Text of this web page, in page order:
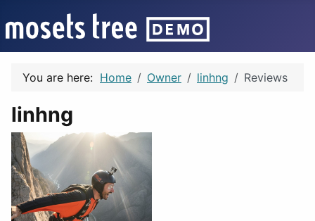
You are here: Home Owner linhng Reviews
linhng